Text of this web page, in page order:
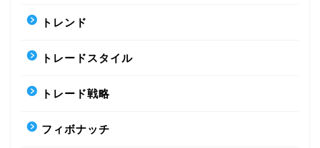
トレンド
トレードスタイル
トレード戦略
フィボナッチ